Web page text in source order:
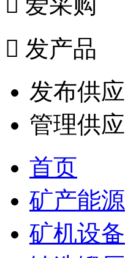
 发产品
发布供应
管理供应
首页
矿产能源
矿机设备